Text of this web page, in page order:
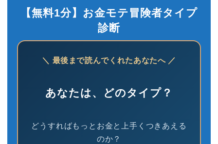
【無料1分】お金モテ冒険者タイプ
診断
＼ 最後まで読んでくれたあなたへ ／
あなたは、どのタイプ？
どうすればもっとお金と上手くつきあえる
のか？